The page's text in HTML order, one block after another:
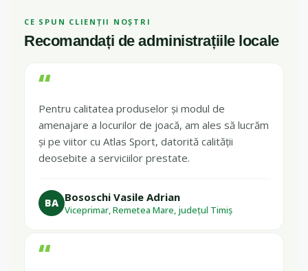
CE SPUN CLIENȚII NOȘTRI
Recomandați de administrațiile locale
“
Pentru calitatea produselor și modul de
amenajare a locurilor de joacă, am ales să lucrăm
și pe viitor cu Atlas Sport, datorită calității
deosebite a serviciilor prestate.
BA Bososchi Vasile Adrian
Viceprimar, Remetea Mare, județul Timiș
“